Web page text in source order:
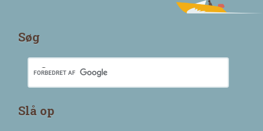
Søg
Slå op